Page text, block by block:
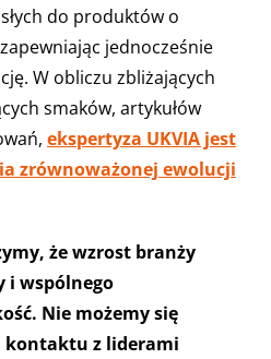
do produktów o
jednocześnie
W obliczu zbliżających
smaków, artykułów
ekspertyza UKVIA jest
zrównoważonej ewolucji
że wzrost branży
i wspólnego
Nie możemy się
kontaktu z liderami